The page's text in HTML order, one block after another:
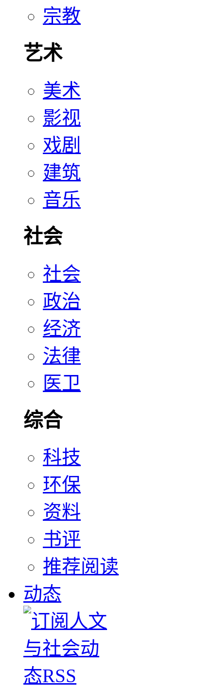
宗教
艺术
美术
影视
戏剧
建筑
音乐
社会
社会
政治
经济
法律
医卫
综合
科技
环保
资料
书评
推荐阅读
动态